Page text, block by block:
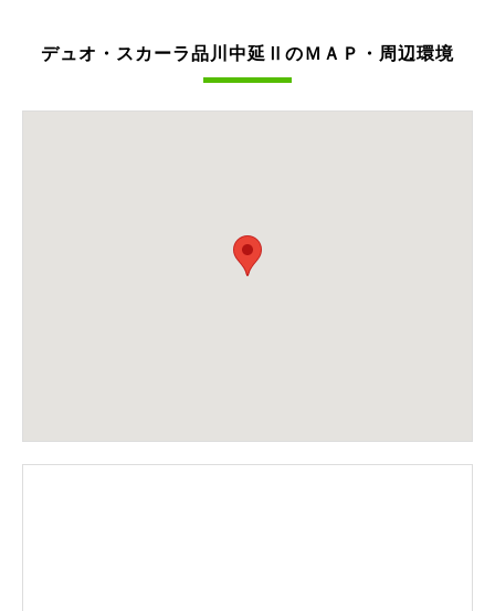
デュオ・スカーラ品川中延ⅡのＭＡＰ・周辺環境